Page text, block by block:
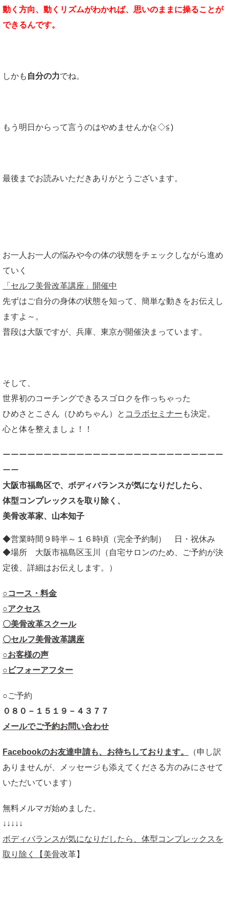
動く方向、動くリズムがわかれば、思いのままに操ることが
できるんです。
しかも 自分の力でね。
もう明日からって言うのはやめませんか(≧◇≦)
最後までお読みいただきありがとうございます。
お一人お一人の悩みや今の体の状態をチェックしながら進め
ていく
「セルフ美骨改革講座」開催中
先ずはご自分の身体の状態を知って、簡単な動きをお伝えし
ますよ～。
普段は大阪ですが、兵庫、東京が開催決まっています。
そして、
世界初のコーチングできるスゴロクを作っちゃった
ひめさとこさん（ひめちゃん）と コラボセミナー も決定。
心と体を整えましょ！！
ーーーーーーーーーーーーーーーーーーーーーーーーーーー
ーー
大阪市福島区で、ボディバランスが気になりだしたら、
体型コンプレックスを取り除く、
美骨改革家、山本知子
◆営業時間９時半～１６時頃（完全予約制） 日・祝休み
◆場所 大阪市福島区玉川（自宅サロンのため、ご予約が決
定後、詳細はお伝えします。）
○コース・料金
○アクセス
〇美骨改革スクール
〇セルフ美骨改革講座
○お客様の声
○ビフォーアフター
○ご予約
０８０－１５１９－４３７７
メールでご予約お問い合わせ
Facebookのお友達申請も、お待ちしております。
（申し訳
ありませんが、メッセージも添えてくださる方のみにさせて
いただいています）
無料メルマガ始めました。
↓↓↓↓↓
ボディバランスが気になりだしたら、体型コンプレックスを
取り除く【美骨改革】